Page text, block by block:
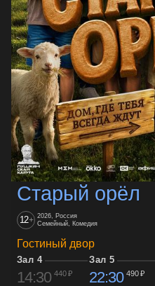
Старый орёл
12+ 2026, Россия
Семейный, Комедия
Гостиный двор
Зал 4
14:30 440 ₽
Зал 5
22:30 490 ₽